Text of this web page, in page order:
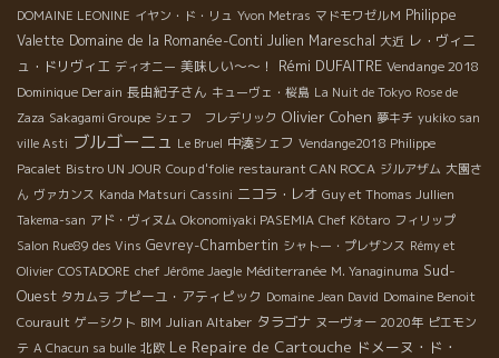
DOMAINE LEONINE イヤン・ド・リュ Yvon Metras マドモワゼルＭ Philippe
Valette Domaine de la Romanée-Conti Julien Mareschal 大近 レ・ヴィニ
ュ・ドリヴィエ ディオニー 美味しい～～！ Rémi DUFAITRE Vendange 2018
Dominique Derain 長由紀子さん キューヴェ・桜島 La Nuit de Tokyo Rose de
Zaza Sakagami Groupe シェフ フレデリック Olivier Cohen 夢キチ yukiko san
ville Asti ブルゴーニュ Le Bruel 中湊シェフ Vendange2018 Philippe
Pacalet Bistro UN JOUR Coup d'folie restaurant CAN ROCA ジルアザム 大園さ
ん ヴァカンス Kanda Matsuri Cassini ニコラ・レオ Guy et Thomas Jullien
Takema-san アド・ヴィヌム Okonomiyaki PASEMIA Chef Kôtaro フィリップ
Salon Rue89 des Vins Gevrey-Chambertin シャトー・プレザンス Rémy et
Olivier COSTADORE chef Jérôme Jaegle Méditerranée M. Yanaginuma Sud-
Ouest タカムラ プピーユ・アティピック Domaine Jean David Domaine Benoit
Courault ゲーシクト BIM Julian Altaber タラゴナ ヌーヴォー 2020年 ピエモン
テ A Chacun sa bulle 北欧 Le Repaire de Cartouche ドメーヌ・ド・